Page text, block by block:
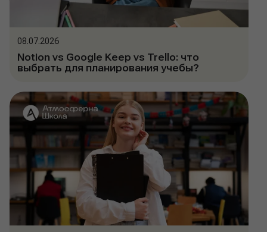
08.07.2026
Notion vs Google Keep vs Trello: что
выбрать для планирования учебы?